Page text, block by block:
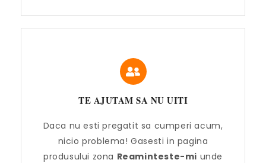
TE AJUTAM SA NU UITI
Daca nu esti pregatit sa cumperi acum,
nicio problema! Gasesti in pagina
produsului zona Reaminteste-mi unde